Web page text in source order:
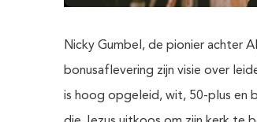
Nicky Gumbel, de pionier achter
bonusaflevering zijn visie over
is hoog opgeleid, wit, 50-plus en